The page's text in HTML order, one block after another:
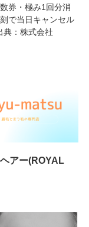
券・極み1回分消
で当日キャンセル
：株式会社
アー(ROYAL